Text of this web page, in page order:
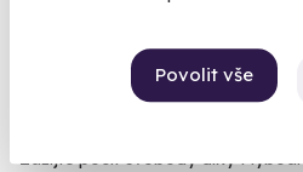
Povolit vše
Zažijte pocit svobody díky